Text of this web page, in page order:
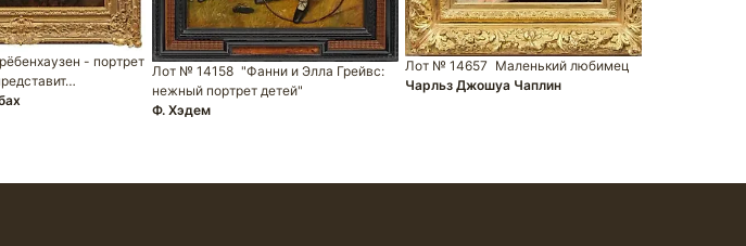
- портрет
Лот № 14158 "Фанни и Элла Грейвс:
нежный портрет детей"
Ф. Хэдем
Лот № 14657 Маленький любимец
Чарльз Джошуа Чаплин